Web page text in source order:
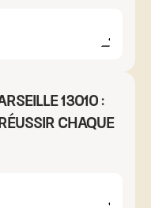
13010 :
chaque